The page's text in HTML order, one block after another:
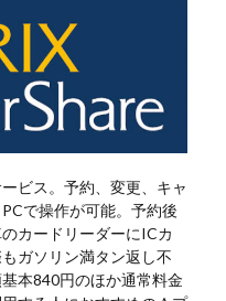
ビス。予約、変更、キャ
で操作が可能。予約後
カードリーダーにICカ
ガソリン満タン返し不
本840円のほか通常料金